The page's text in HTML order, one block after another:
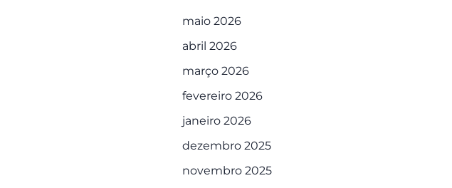
maio 2026
abril 2026
março 2026
fevereiro 2026
janeiro 2026
dezembro 2025
novembro 2025